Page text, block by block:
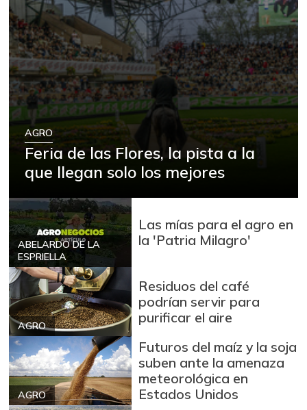
AGRO
Feria de las Flores, la pista a la
que llegan solo los mejores
ABELARDO DE LA
ESPRIELLA
Las mías para el agro en
la 'Patria Milagro'
AGRO
Residuos del café
podrían servir para
purificar el aire
AGRO
Futuros del maíz y la soja
suben ante la amenaza
meteorológica en
Estados Unidos